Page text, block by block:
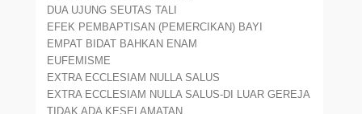
DUA UJUNG SEUTAS TALI
EFEK PEMBAPTISAN (PEMERCIKAN) BAYI
EMPAT BIDAT BAHKAN ENAM
EUFEMISME
EXTRA ECCLESIAM NULLA SALUS
EXTRA ECCLESIAM NULLA SALUS-DI LUAR GEREJA
TIDAK ADA KESELAMATAN